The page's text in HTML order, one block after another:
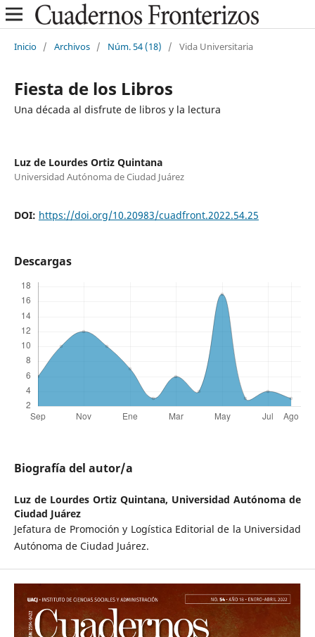
Inicio / Archivos / Núm. 54 (18) / Vida Universitaria
Fiesta de los Libros
Una década al disfrute de libros y la lectura
Luz de Lourdes Ortiz Quintana
Universidad Autónoma de Ciudad Juárez
DOI: https://doi.org/10.20983/cuadfront.2022.54.25
Descargas
Biografía del autor/a
Luz de Lourdes Ortiz Quintana, Universidad Autónoma de
Ciudad Juárez
Jefatura de Promoción y Logística Editorial de la Universidad
Autónoma de Ciudad Juárez.